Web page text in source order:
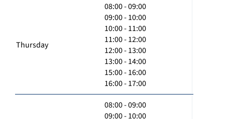
Thursday
08:00 - 09:00
09:00 - 10:00
10:00 - 11:00
11:00 - 12:00
12:00 - 13:00
13:00 - 14:00
15:00 - 16:00
16:00 - 17:00
08:00 - 09:00
09:00 - 10:00